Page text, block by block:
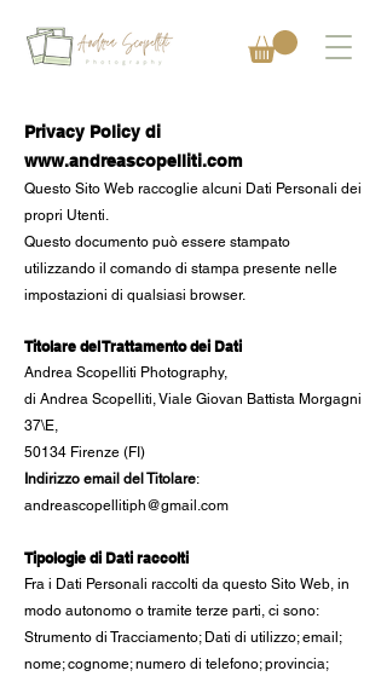
Privacy Policy di
www.andreascopelliti.com
Questo Sito Web raccoglie alcuni Dati Personali dei
propri Utenti.
Questo documento può essere stampato
utilizzando il comando di stampa presente nelle
impostazioni di qualsiasi browser.
Titolare del Trattamento dei Dati
Andrea Scopelliti Photography,
di Andrea Scopelliti,Viale Giovan Battista Morgagni
37\E,
50134 Firenze (FI)
Indirizzo email del Titolare:
andreascopellitiph@gmail.com
Tipologie di Dati raccolti
Fra i Dati Personali raccolti da questo Sito Web, in
modo autonomo o tramite terze parti, ci sono:
Strumento di Tracciamento; Dati di utilizzo; email;
nome; cognome; numero di telefono; provincia;